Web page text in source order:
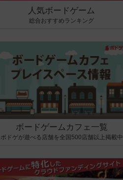
人気ボードゲーム
総合おすすめランキング
ボードゲームカフェ一覧
ボドゲが遊べる店舗を全国500店舗以上掲載中